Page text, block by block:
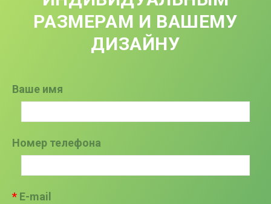
РАЗМЕРАМ И ВАШЕМУ
ДИЗАЙНУ
Ваше имя
Номер телефона
E-mail